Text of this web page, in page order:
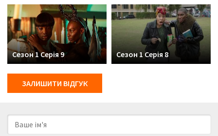
знищити українською мовою, у хорошій hd якості та з
українськими субтитрами!
Сезон 1 Серія 9 Сезон 1 Серія 8
ЗАЛИШИТИ ВІДГУК